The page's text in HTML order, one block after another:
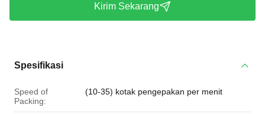
Kirim Sekarang
Spesifikasi
Speed of
Packing:
(10-35) kotak pengepakan per menit